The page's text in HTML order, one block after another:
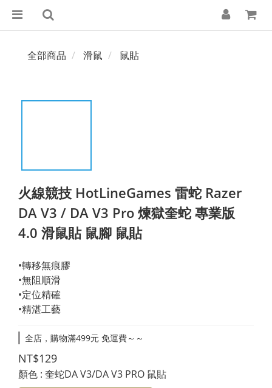
全部商品 滑鼠 鼠貼
火線競技 HotLineGames 雷蛇 Razer
DA V3 / DA V3 Pro‍ 煉獄奎蛇 專業版
4.0 滑鼠貼 鼠腳 鼠貼
•轉移無痕膠
•無阻順滑
•定位精確
•精湛工藝
全店，購物滿499元 免運費～～
NT$129
顏色 : 奎蛇DA V3/DA V3 PRO 鼠貼